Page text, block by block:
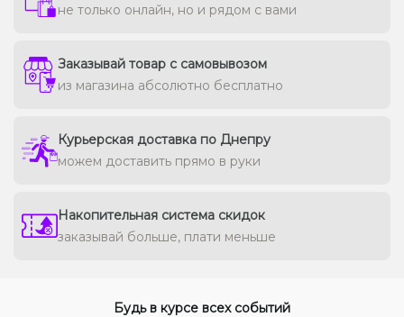
не только онлайн, но и рядом с вами
Заказывай товар с самовывозом
из магазина абсолютно бесплатно
Курьерская доставка по Днепру
можем доставить прямо в руки
Накопительная система скидок
заказывай больше, плати меньше
Будь в курсе всех событий